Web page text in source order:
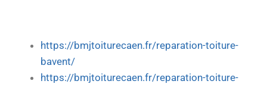
https://bmjtoiturecaen.fr/reparation-toiture-
bavent/
https://bmjtoiturecaen.fr/reparation-toiture-